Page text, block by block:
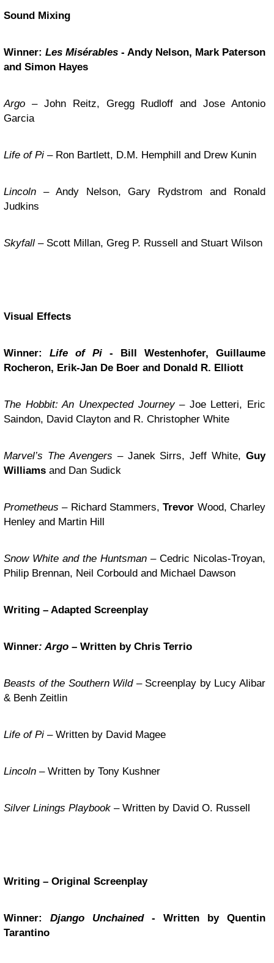
Sound Mixing
Winner: Les Misérables - Andy Nelson, Mark Paterson
and Simon Hayes
Argo – John Reitz, Gregg Rudloff and Jose Antonio
Garcia
Life of Pi – Ron Bartlett, D.M. Hemphill and Drew Kunin
Lincoln – Andy Nelson, Gary Rydstrom and Ronald
Judkins
Skyfall – Scott Millan, Greg P. Russell and Stuart Wilson
Visual Effects
Winner: Life of Pi - Bill Westenhofer, Guillaume
Rocheron, Erik-Jan De Boer and Donald R. Elliott
The Hobbit: An Unexpected Journey– Joe Letteri, Eric
Saindon, David Clayton and R. Christopher White
Marvel’s The Avengers – Janek Sirrs, Jeff White, Guy
Williams and Dan Sudick
Prometheus – Richard Stammers,Trevor Wood, Charley
Henley and Martin Hill
Snow White and the Huntsman – Cedric Nicolas-Troyan,
Philip Brennan, Neil Corbould and Michael Dawson
Writing – Adapted Screenplay
Winner: Argo – Written by Chris Terrio
Beasts of the Southern Wild– Screenplay by Lucy Alibar
& Benh Zeitlin
Life of Pi – Written by David Magee
Lincoln – Written by Tony Kushner
Silver Linings Playbook – Written by David O. Russell
Writing – Original Screenplay
Winner: Django Unchained- Written by Quentin
Tarantino